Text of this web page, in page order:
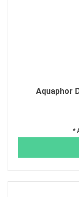
Aquaphor
*